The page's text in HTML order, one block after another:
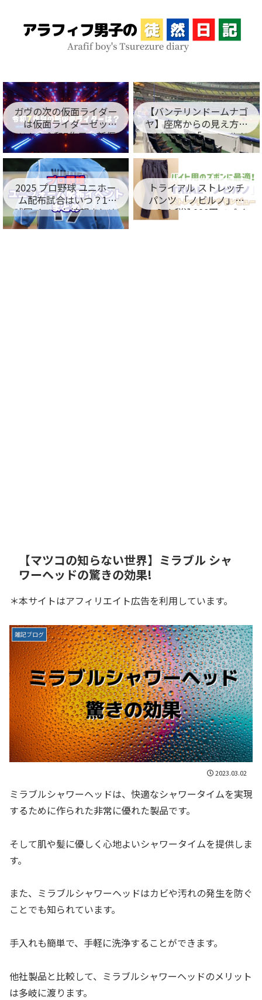
ガヴの次の仮面ライダー
は仮面ライダーゼッ
ツ！？令和7作目の新仮
面ライダー名が判明！
【バンテリンドームナゴ
ヤ】座席からの見え方を
レビュー！「フィールド
シート編」
2025 プロ野球 ユニホー
ム配布試合はいつ？12
球団イベント情報まとめ
トライアル ストレッチ
パンツ 「ノビルノ」口
コミ！税込998円でバイ
ト用のズボンに最適！
【マツコの知らない世界】ミラブル シャ
ワーヘッドの驚きの効果!
＊本サイトはアフィリエイト広告を利用しています。
雑記ブログ
2023.03.02
ミラブルシャワーヘッドは、快適なシャワータイムを実現
するために作られた非常に優れた製品です。
そして肌や髪に優しく心地よいシャワータイムを提供しま
す。
また、ミラブルシャワーヘッドはカビや汚れの発生を防ぐ
ことでも知られています。
手入れも簡単で、手軽に洗浄することができます。
他社製品と比較して、ミラブルシャワーヘッドのメリット
は多岐に渡ります。